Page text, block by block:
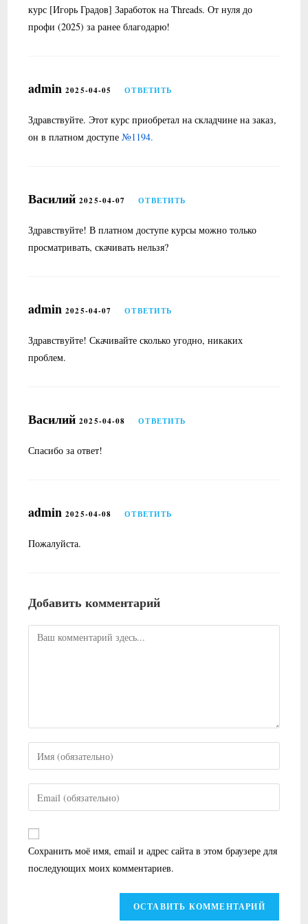
курс [Игорь Градов] Заработок на Threads. От нуля до
профи (2025) за ранее благодарю!
admin2025-04-05 ОТВЕТИТЬ
Здравствуйте. Этот курс приобретал на складчине на заказ,
он в платном доступе№1194.
Василий2025-04-07 ОТВЕТИТЬ
Здравствуйте! В платном доступе курсы можно только
просматривать, скачивать нельзя?
admin2025-04-07 ОТВЕТИТЬ
Здравствуйте! Скачивайте сколько угодно, никаких
проблем.
Василий2025-04-08 ОТВЕТИТЬ
Спасибо за ответ!
admin2025-04-08 ОТВЕТИТЬ
Пожалуйста.
Добавить комментарий
Комментарий
Введите
свое
имя
или
пользователя,
чтобы
прокомментировать
Введите
свой
email-
адрес,
чтобы
прокомментировать
Сохранить моё имя, email и адрес сайта в этом браузере для
последующих моих комментариев.